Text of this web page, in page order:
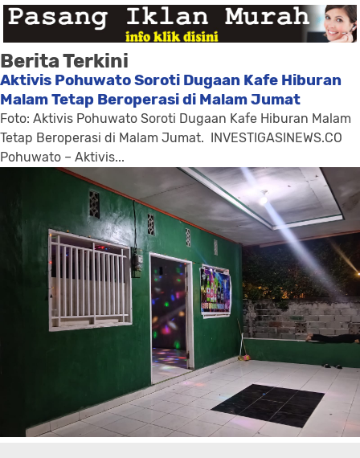
Berita Terkini
Aktivis Pohuwato Soroti Dugaan Kafe Hiburan
Malam Tetap Beroperasi di Malam Jumat
Foto: Aktivis Pohuwato Soroti Dugaan Kafe Hiburan Malam
Tetap Beroperasi di Malam Jumat. INVESTIGASINEWS.CO
Pohuwato – Aktivis...